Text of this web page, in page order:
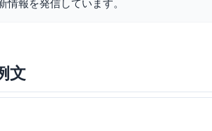
情報を発信しています。
文